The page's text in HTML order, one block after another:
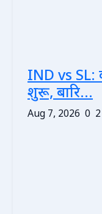
IND vs SL:
शुरू, बारि...
Aug 7, 2026 0 2